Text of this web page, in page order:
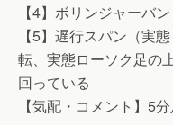
【4】ボリンジャーバ
【5】遅行スパン（実
転、実態ローソク足の
回っている
【気配・コメント】5